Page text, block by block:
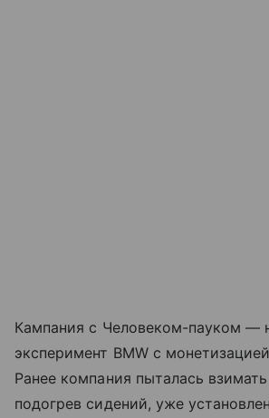
Кампания с Человеком-пауком —
эксперимент BMW с
Ранее компания пыталась взимать
подогрев сидений, уже